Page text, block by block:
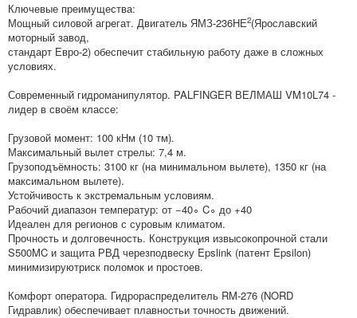
Ключевые преимущества:
Мощный силовой агрегат. Двигатель ЯМЗ‑236НЕ2(Ярославский
моторный завод,
стандарт Евро‑2) обеспечит стабильную работу даже в сложных
условиях.
Современный гидроманипулятор. PALFINGER ВЕЛМАШ VM10L74 -
лидер в своём классе:
Грузовой момент: 100 кНм (10 тм).
Максимальный вылет стрелы: 7,4 м.
Грузоподъёмность: 3100 кг (на минимальном вылете), 1350 кг (на
максимальном вылете).
Устойчивость к экстремальным условиям.
Рабочий диапазон температур: от −40∘ C∘ до +40
Идеален для регионов с суровым климатом.
Прочность и долговечность. Конструкция извысокопрочной стали
S500MC и защита РВД черезподвеску Epslink (патент Epsilon)
минимизируютриск поломок и простоев.
Комфорт оператора. Гидрораспределитель RM‑276 (NORD
Гидравлик) обеспечивает плавностьи точность движений.